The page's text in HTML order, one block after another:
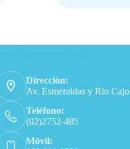
Dirección:
Av. Esmeraldas y Rio
Teléfono:
(02)2752-485
Móvil: